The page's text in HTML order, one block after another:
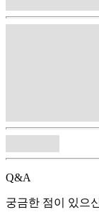
Q&A
궁금한 점이 있으